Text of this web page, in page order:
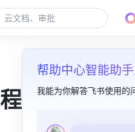
帮助中心智能助
我能为你解答飞书使用的
管